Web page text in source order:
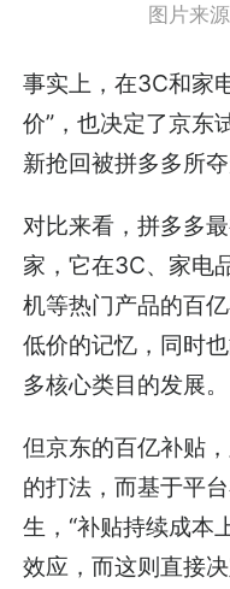
图片来
事实上，在3C和家
价”，也决定了京东
新抢回被拼多多所
对比来看，拼多多
家，它在3C、家电
机等热门产品的百
低价的记忆，同时
多核心类目的发展。
但京东的百亿补贴
的打法，而基于平
生，“补贴持续成本
效应，而这则直接